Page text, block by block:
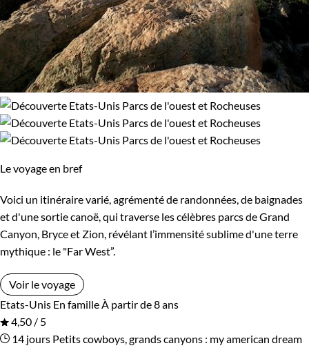
Le voyage en bref
Voici un itinéraire varié, agrémenté de randonnées, de baignades
et d'une sortie canoë, qui traverse les célèbres parcs de Grand
Canyon, Bryce et Zion, révélant l’immensité sublime d'une terre
mythique : le "Far West”.
Voir le voyage
Etats-Unis En famille À partir de 8 ans
4,50 / 5
14 jours Petits cowboys, grands canyons : my american dream